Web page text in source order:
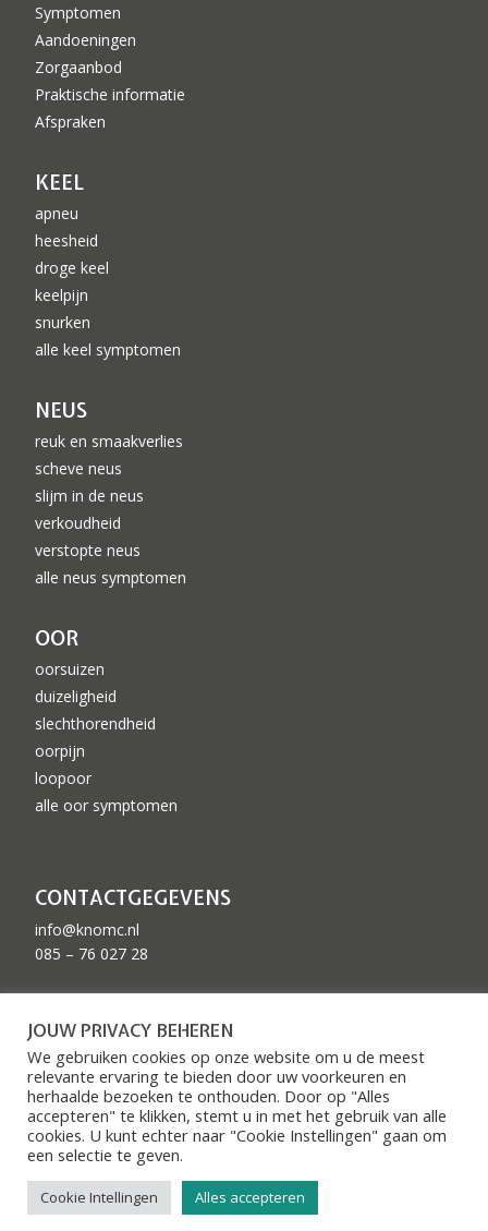
Symptomen
Aandoeningen
Zorgaanbod
Praktische informatie
Afspraken
KEEL
apneu
heesheid
droge keel
keelpijn
snurken
alle keel symptomen
NEUS
reuk en smaakverlies
scheve neus
slijm in de neus
verkoudheid
verstopte neus
alle neus symptomen
OOR
oorsuizen
duizeligheid
slechthorendheid
oorpijn
loopoor
alle oor symptomen
CONTACTGEGEVENS
info@knomc.nl
085 – 76 027 28
© 2026 KNO medisch centrum | Privacy voorwaarden
ontwerp en realisatieHuyswerkenSoulgood
JOUW PRIVACY BEHEREN
We gebruiken cookies op onze website om u de meest
relevante ervaring te bieden door uw voorkeuren en
herhaalde bezoeken te onthouden. Door op "Alles
accepteren" te klikken, stemt u in met het gebruik van alle
cookies. U kunt echter naar "Cookie Instellingen" gaan om
een ​​selectie te geven.
Cookie Intellingen Alles accepteren